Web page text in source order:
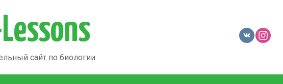
сайт по биологии